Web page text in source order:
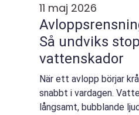
11 maj 2026
Så undviks
vattenskador
När ett avlopp börjar
snabbt i vardagen.
långsamt, bubblande